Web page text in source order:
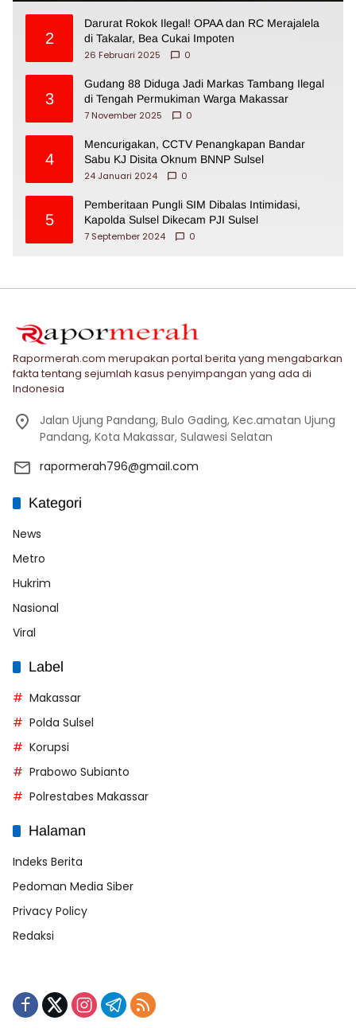
2
Darurat Rokok Ilegal! OPAA dan RC Merajalela
di Takalar, Bea Cukai Impoten
26 Februari 2025
0
3
Gudang 88 Diduga Jadi Markas Tambang Ilegal
di Tengah Permukiman Warga Makassar
7 November 2025
0
4
Mencurigakan, CCTV Penangkapan Bandar
Sabu KJ Disita Oknum BNNP Sulsel
24 Januari 2024
0
5
Pemberitaan Pungli SIM Dibalas Intimidasi,
Kapolda Sulsel Dikecam PJI Sulsel
7 September 2024
0
Rapormerah.com merupakan portal berita yang mengabarkan
fakta tentang sejumlah kasus penyimpangan yang ada di
Indonesia
Jalan Ujung Pandang, Bulo Gading, Kec.amatan Ujung
Pandang, Kota Makassar, Sulawesi Selatan
rapormerah796@gmail.com
Kategori
News
Metro
Hukrim
Nasional
Viral
Label
Makassar
Polda Sulsel
Korupsi
Prabowo Subianto
Polrestabes Makassar
Halaman
Indeks Berita
Pedoman Media Siber
Privacy Policy
Redaksi